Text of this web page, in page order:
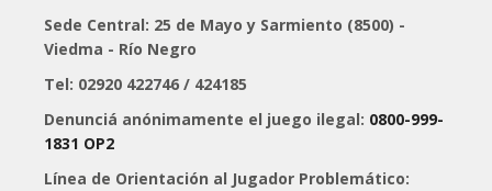
Sede Central: 25 de Mayo y Sarmiento (8500) -
Viedma - Río Negro
Tel: 02920 422746 / 424185
Denunciá anónimamente el juego ilegal: 0800-999-
1831 OP2
Línea de Orientación al Jugador Problemático: